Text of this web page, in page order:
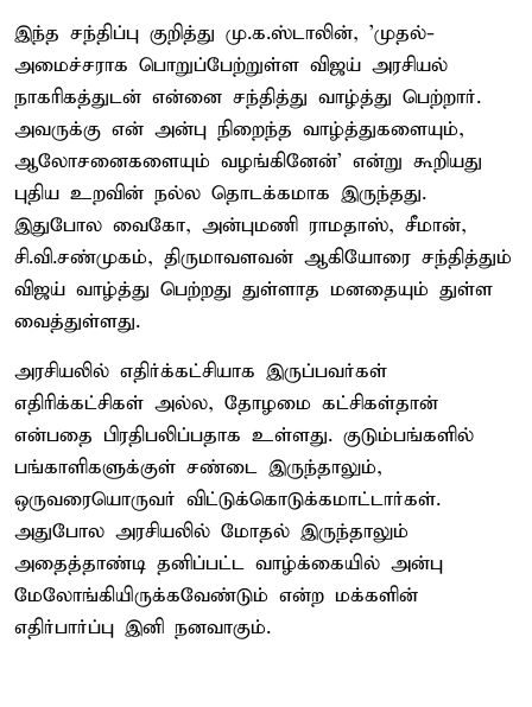
இந்த சந்திப்பு குறித்து மு.க.ஸ்டாலின், 'முதல்-
அமைச்சராக பொறுப்பேற்றுள்ள விஜய் அரசியல்
நாகரிகத்துடன் என்னை சந்தித்து வாழ்த்து பெற்றார்.
அவருக்கு என் அன்பு நிறைந்த வாழ்த்துகளையும்,
ஆலோசனைகளையும் வழங்கினேன்' என்று கூறியது
புதிய உறவின் நல்ல தொடக்கமாக இருந்தது.
இதுபோல வைகோ, அன்புமணி ராமதாஸ், சீமான்,
சி.வி.சண்முகம், திருமாவளவன் ஆகியோரை சந்தித்தும்
விஜய் வாழ்த்து பெற்றது துள்ளாத மனதையும் துள்ள
வைத்துள்ளது.
அரசியலில் எதிர்க்கட்சியாக இருப்பவர்கள்
எதிரிக்கட்சிகள் அல்ல, தோழமை கட்சிகள்தான்
என்பதை பிரதிபலிப்பதாக உள்ளது. குடும்பங்களில்
பங்காளிகளுக்குள் சண்டை இருந்தாலும்,
ஒருவரையொருவர் விட்டுக்கொடுக்கமாட்டார்கள்.
அதுபோல அரசியலில் மோதல் இருந்தாலும்
அதைத்தாண்டி தனிப்பட்ட வாழ்க்கையில் அன்பு
மேலோங்கியிருக்கவேண்டும் என்ற மக்களின்
எதிர்பார்ப்பு இனி நனவாகும்.